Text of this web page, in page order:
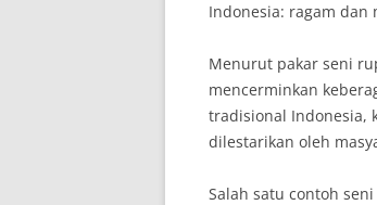
Indonesia: ragam dan
Menurut pakar seni
mencerminkan
tradisional Indonesia,
dilestarikan oleh
Salah satu contoh